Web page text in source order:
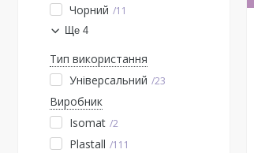
Чорний 11
Ще 4
Тип використання
Універсальний 23
Виробник
Isomat 2
Plastall 111